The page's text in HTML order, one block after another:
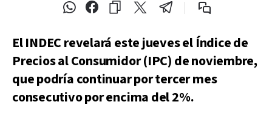
El INDEC revelará este jueves el Índice de
Precios al Consumidor (IPC) de noviembre,
que podría continuar por tercer mes
consecutivo por encima del 2%.